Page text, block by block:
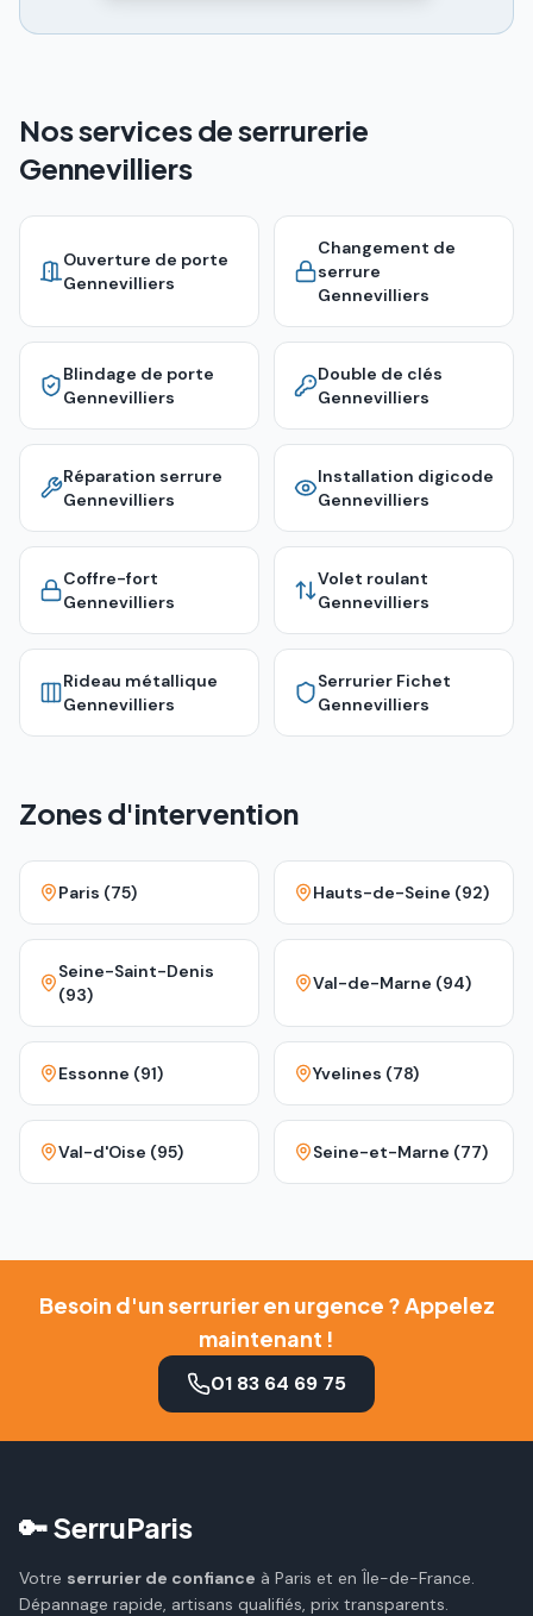
Nos services de serrurerie
Gennevilliers
Ouverture de porte
Gennevilliers
Changement de
serrure
Gennevilliers
Blindage de porte
Gennevilliers
Double de clés
Gennevilliers
Réparation serrure
Gennevilliers
Installation digicode
Gennevilliers
Coffre-fort
Gennevilliers
Volet roulant
Gennevilliers
Rideau métallique
Gennevilliers
Serrurier Fichet
Gennevilliers
Zones d'intervention
Paris (75) Hauts-de-Seine (92)
Seine-Saint-Denis
(93)
Val-de-Marne (94)
Essonne (91) Yvelines (78)
Val-d'Oise (95) Seine-et-Marne (77)
Besoin d'un serrurier en urgence ? Appelez
maintenant !
01 83 64 69 75
🔑 SerruParis
Votre serrurier de confiance à Paris et en Île-de-France.
Dépannage rapide, artisans qualifiés, prix transparents.